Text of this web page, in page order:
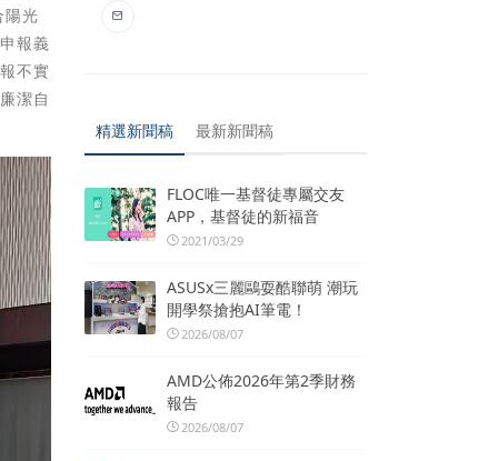
陽光
報義
不實
潔自
精選新聞稿 最新新聞稿
FLOC唯一基督徒專屬交友
APP，基督徒的新福音
2021/03/29
ASUSx三麗鷗耍酷聯萌 潮玩
開學祭搶抱AI筆電！
2026/08/07
AMD公佈2026年第2季財務
報告
2026/08/07